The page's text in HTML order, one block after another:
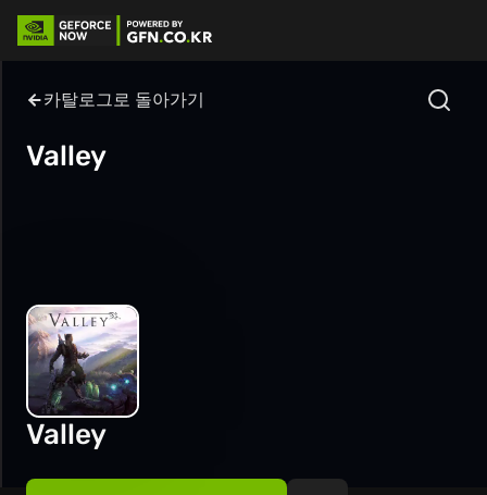
카탈로그로 돌아가기
Valley
Valley